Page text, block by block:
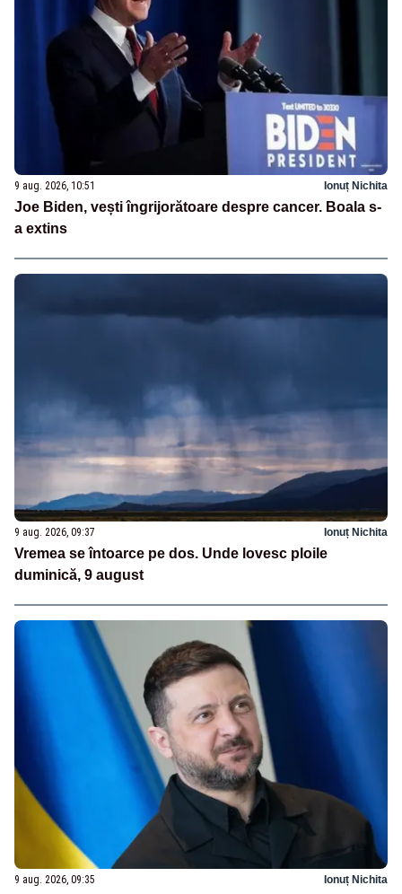
9 aug. 2026, 10:51 Ionuț Nichita
Joe Biden, vești îngrijorătoare despre cancer. Boala s-
a extins
9 aug. 2026, 09:37 Ionuț Nichita
Vremea se întoarce pe dos. Unde lovesc ploile
duminică, 9 august
9 aug. 2026, 09:35 Ionuț Nichita